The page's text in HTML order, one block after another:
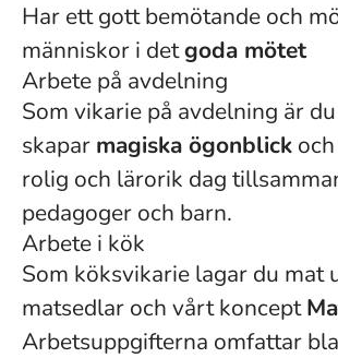
Har ett gott bemötande och
människor i detgoda mötet
Arbete på avdelning
Som vikarie på avdelning är
skapar magiska ögonblick
rolig och lärorik dag
pedagoger och barn.
Arbete i kök
Som köksvikarie lagar du mat
matsedlar och vårt koncept
Arbetsuppgifterna omfattar